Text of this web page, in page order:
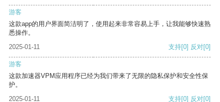
游客
这款app的用户界面简洁明了，使用起来非常容易上手，让我能够快速熟
悉操作。
2025-01-11
支持[0] 反对[0]
游客
这款加速器VPM应用程序已经为我们带来了无限的隐私保护和安全性保
护。
2025-01-11
支持[0] 反对[0]